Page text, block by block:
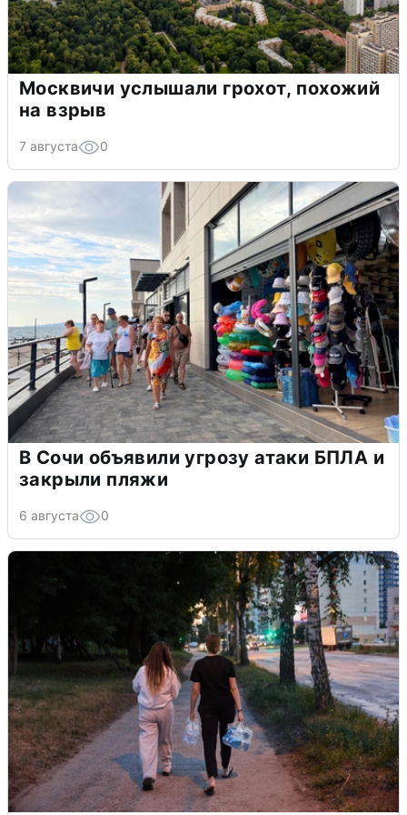
Москвичи услышали грохот, похожий
на взрыв
7 августа 0
В Сочи объявили угрозу атаки БПЛА и
закрыли пляжи
6 августа 0